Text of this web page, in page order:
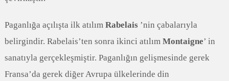
Paganlığa açılışta ilk atılımRabelais’nin çabalarıyla
belirgindir. Rabelais’ten sonra ikinci atılım Montaigne’ in
sanatıyla gerçekleşmiştir. Paganlığın gelişmesinde gerek
Fransa’da gerek diğer Avrupa ülkelerinde din